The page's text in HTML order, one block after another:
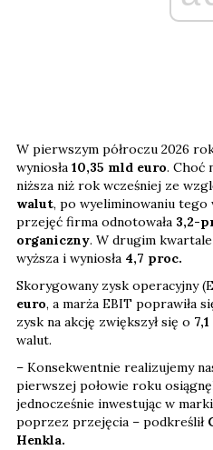
W pierwszym półroczu 2026
wyniosła 10,35 mld euro. Choć
niższa niż rok wcześniej ze
walut, po wyeliminowaniu tego
przejęć firma odnotowała 3,2-
organiczny. W drugim kwartale
wyższa i wyniosła 4,7 proc.
Skorygowany zysk operacyjny
euro, a marża EBIT poprawiła
zysk na akcję zwiększył się o 7,1
walut.
– Konsekwentnie realizujemy
pierwszej połowie roku
jednocześnie inwestując w
poprzez przejęcia – podkreślił
Henkla.